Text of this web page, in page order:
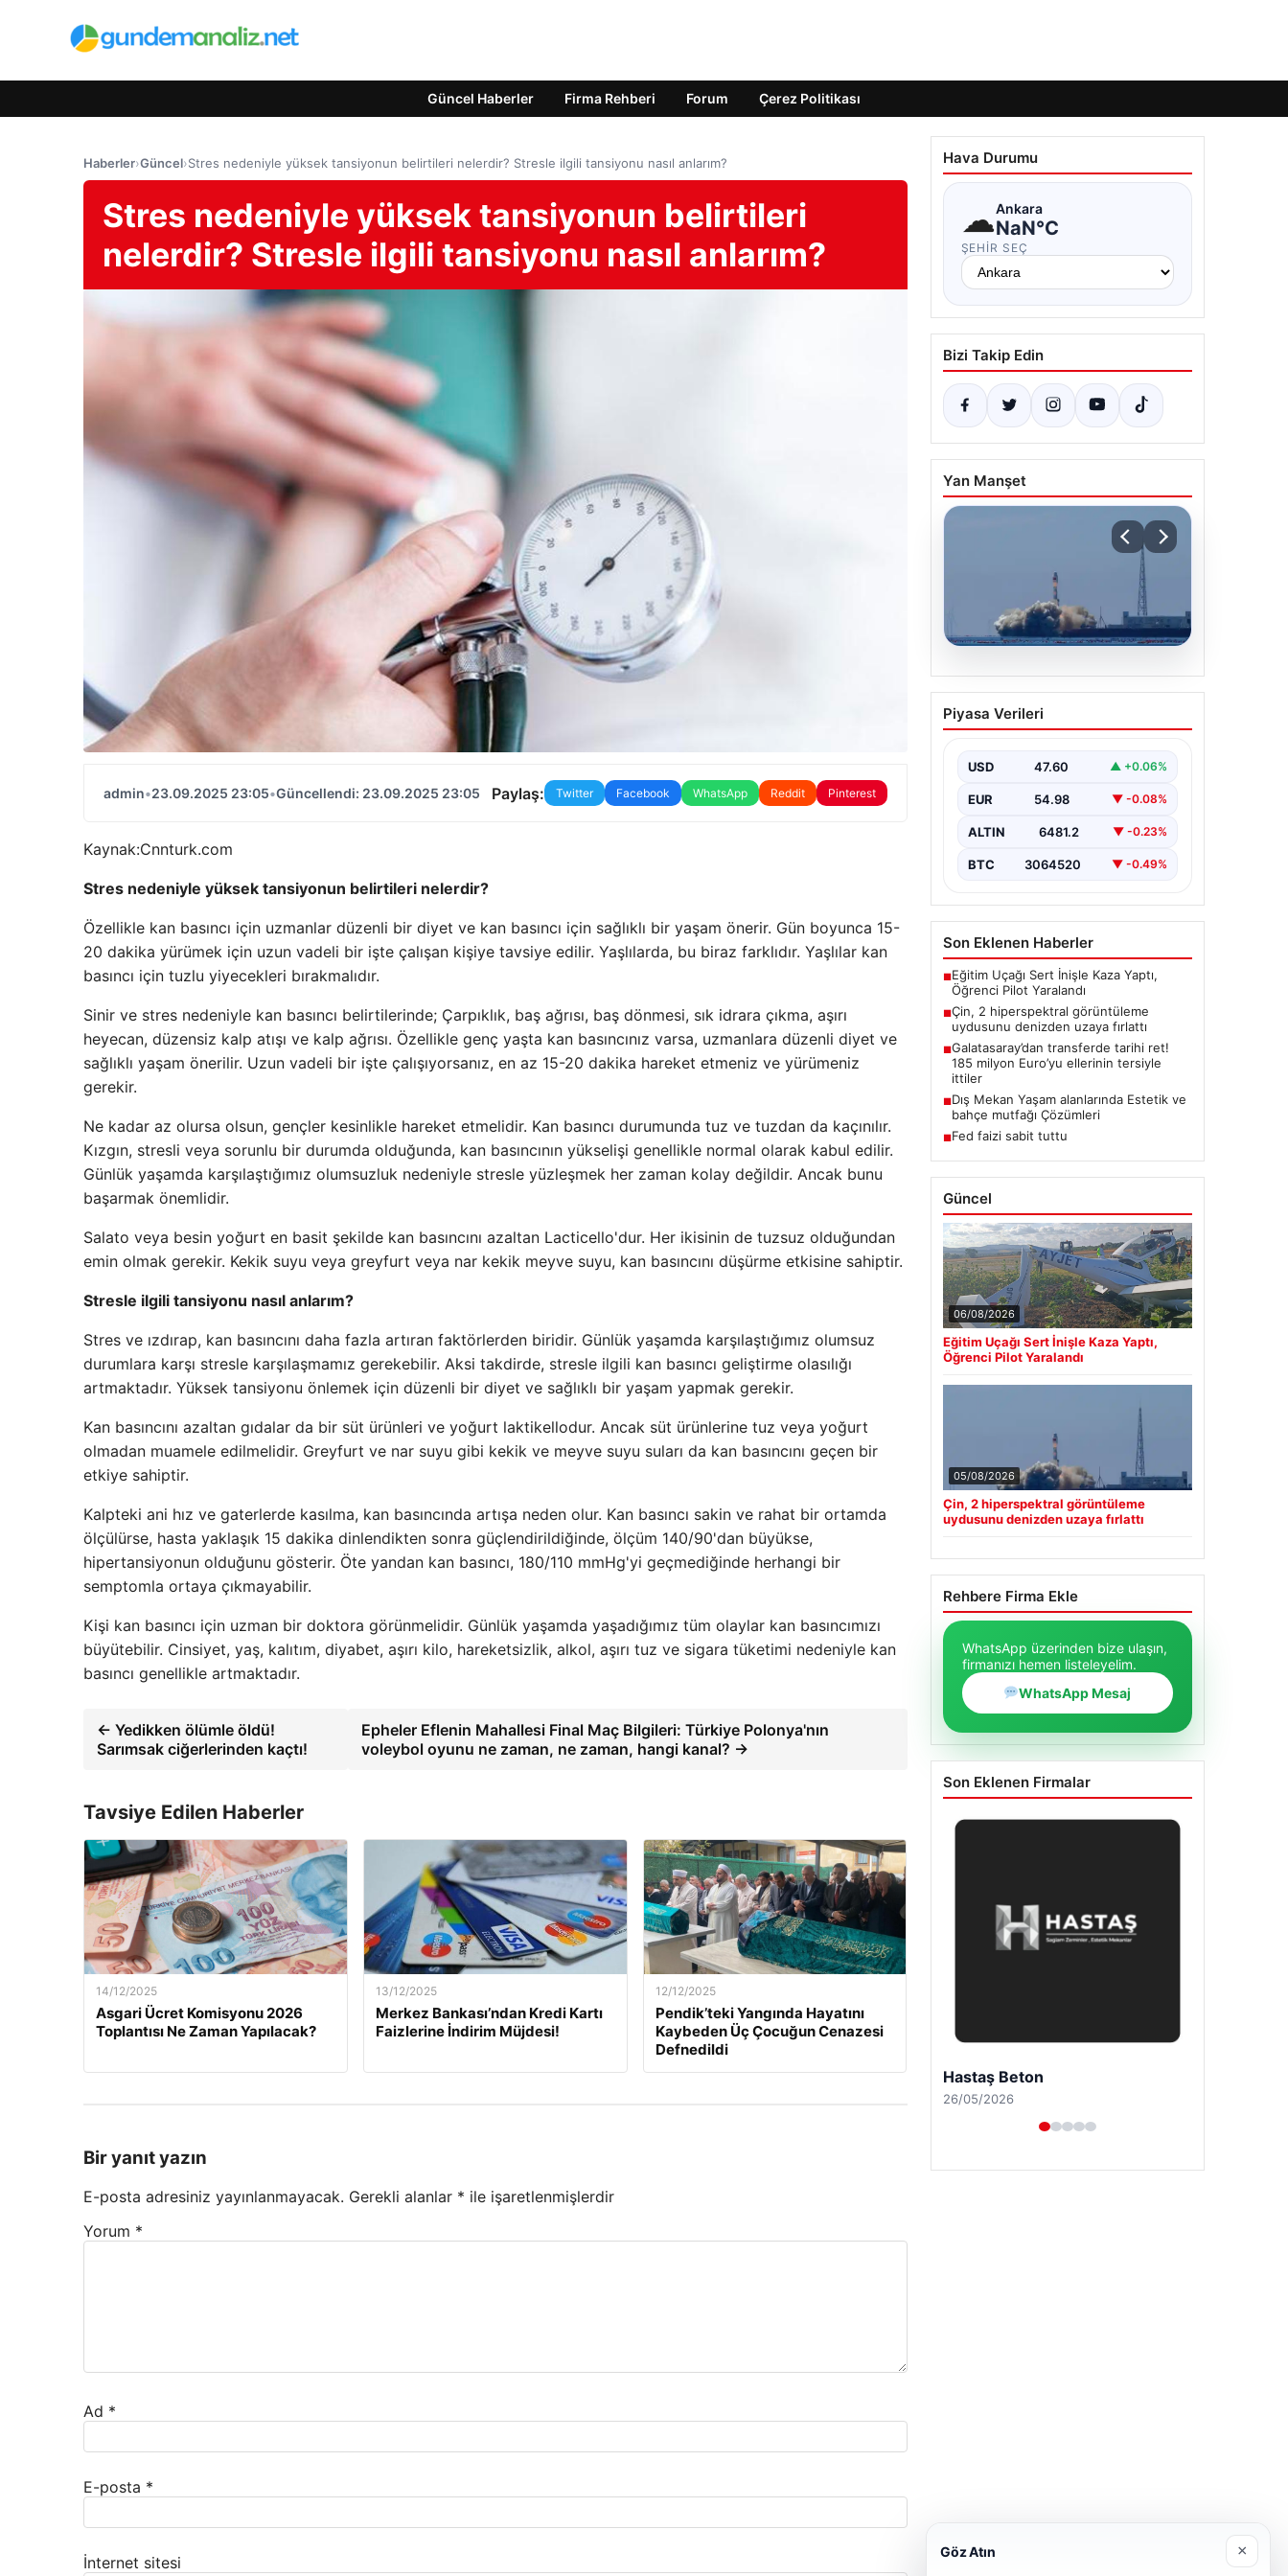
Güncel Haberler Firma Rehberi Forum Çerez Politikası
Haberler›Güncel›Stres nedeniyle yüksek tansiyonun belirtileri nelerdir? Stresle ilgili tansiyonu nasıl anlarım?
Stres nedeniyle yüksek tansiyonun belirtileri
nelerdir? Stresle ilgili tansiyonu nasıl anlarım?
admin•23.09.2025 23:05•Güncellendi: 23.09.2025 23:05 Paylaş: Twitter Facebook WhatsApp Reddit Pinterest
Kaynak:Cnnturk.com
Stres nedeniyle yüksek tansiyonun belirtileri nelerdir?
Özellikle kan basıncı için uzmanlar düzenli bir diyet ve kan basıncı için sağlıklı bir yaşam önerir. Gün boyunca 15-
20 dakika yürümek için uzun vadeli bir işte çalışan kişiye tavsiye edilir. Yaşlılarda, bu biraz farklıdır. Yaşlılar kan
basıncı için tuzlu yiyecekleri bırakmalıdır.
Sinir ve stres nedeniyle kan basıncı belirtilerinde; Çarpıklık, baş ağrısı, baş dönmesi, sık idrara çıkma, aşırı
heyecan, düzensiz kalp atışı ve kalp ağrısı. Özellikle genç yaşta kan basıncınız varsa, uzmanlara düzenli diyet ve
sağlıklı yaşam önerilir. Uzun vadeli bir işte çalışıyorsanız, en az 15-20 dakika hareket etmeniz ve yürümeniz
gerekir.
Ne kadar az olursa olsun, gençler kesinlikle hareket etmelidir. Kan basıncı durumunda tuz ve tuzdan da kaçınılır.
Kızgın, stresli veya sorunlu bir durumda olduğunda, kan basıncının yükselişi genellikle normal olarak kabul edilir.
Günlük yaşamda karşılaştığımız olumsuzluk nedeniyle stresle yüzleşmek her zaman kolay değildir. Ancak bunu
başarmak önemlidir.
Salato veya besin yoğurt en basit şekilde kan basıncını azaltan Lacticello'dur. Her ikisinin de tuzsuz olduğundan
emin olmak gerekir. Kekik suyu veya greyfurt veya nar kekik meyve suyu, kan basıncını düşürme etkisine sahiptir.
Stresle ilgili tansiyonu nasıl anlarım?
Stres ve ızdırap, kan basıncını daha fazla artıran faktörlerden biridir. Günlük yaşamda karşılaştığımız olumsuz
durumlara karşı stresle karşılaşmamız gerekebilir. Aksi takdirde, stresle ilgili kan basıncı geliştirme olasılığı
artmaktadır. Yüksek tansiyonu önlemek için düzenli bir diyet ve sağlıklı bir yaşam yapmak gerekir.
Kan basıncını azaltan gıdalar da bir süt ürünleri ve yoğurt laktikellodur. Ancak süt ürünlerine tuz veya yoğurt
olmadan muamele edilmelidir. Greyfurt ve nar suyu gibi kekik ve meyve suyu suları da kan basıncını geçen bir
etkiye sahiptir.
Kalpteki ani hız ve gaterlerde kasılma, kan basıncında artışa neden olur. Kan basıncı sakin ve rahat bir ortamda
ölçülürse, hasta yaklaşık 15 dakika dinlendikten sonra güçlendirildiğinde, ölçüm 140/90'dan büyükse,
hipertansiyonun olduğunu gösterir. Öte yandan kan basıncı, 180/110 mmHg'yi geçmediğinde herhangi bir
semptomla ortaya çıkmayabilir.
Kişi kan basıncı için uzman bir doktora görünmelidir. Günlük yaşamda yaşadığımız tüm olaylar kan basıncımızı
büyütebilir. Cinsiyet, yaş, kalıtım, diyabet, aşırı kilo, hareketsizlik, alkol, aşırı tuz ve sigara tüketimi nedeniyle kan
basıncı genellikle artmaktadır.
← Yedikken ölümle öldü!
Sarımsak ciğerlerinden kaçtı!
Epheler Eflenin Mahallesi Final Maç Bilgileri: Türkiye Polonya'nın
voleybol oyunu ne zaman, ne zaman, hangi kanal? →
Tavsiye Edilen Haberler
14/12/2025
Asgari Ücret Komisyonu 2026
Toplantısı Ne Zaman Yapılacak?
13/12/2025
Merkez Bankası’ndan Kredi Kartı
Faizlerine İndirim Müjdesi!
12/12/2025
Pendik’teki Yangında Hayatını
Kaybeden Üç Çocuğun Cenazesi
Defnedildi
Bir yanıt yazın
E-posta adresiniz yayınlanmayacak. Gerekli alanlar * ile işaretlenmişlerdir
Yorum *
Ad *
E-posta *
İnternet sitesi
Hava Durumu
☁Ankara
NaN°C
ŞEHIR SEÇ
Bizi Takip Edin
Yan Manşet
Çin, 2 hiperspektral
görüntüleme uydusunu
Piyasa Verileri
USD 47.60 ▲ +0.06%
EUR 54.98 ▼ -0.08%
ALTIN 6481.2 ▼ -0.23%
BTC 3064520 ▼ -0.49%
Son Eklenen Haberler
■Eğitim Uçağı Sert İnişle Kaza Yaptı,
Öğrenci Pilot Yaralandı
■Çin, 2 hiperspektral görüntüleme
uydusunu denizden uzaya fırlattı
■Galatasaray’dan transferde tarihi ret!
185 milyon Euro’yu ellerinin tersiyle
ittiler
■Dış Mekan Yaşam alanlarında Estetik ve
bahçe mutfağı Çözümleri
■Fed faizi sabit tuttu
Güncel
06/08/2026
Eğitim Uçağı Sert İnişle Kaza Yaptı,
Öğrenci Pilot Yaralandı
05/08/2026
Çin, 2 hiperspektral görüntüleme
uydusunu denizden uzaya fırlattı
Rehbere Firma Ekle
WhatsApp üzerinden bize ulaşın,
firmanızı hemen listeleyelim.
WhatsApp Mesaj
Son Eklenen Firmalar
Enes Kaplan Avukatlık Bürosu
28/04/2026
Göz Atın ×